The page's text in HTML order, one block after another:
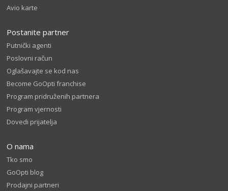
Avio karte
Postanite partner
Putnički agenti
Poslovni račun
Oglašavajte se kod nas
Become GoOpti franchise
Program pridruženih partnera
Program vjernosti
Dovedi prijatelja
O nama
Tko smo
GoOpti blog
Prodajni partneri